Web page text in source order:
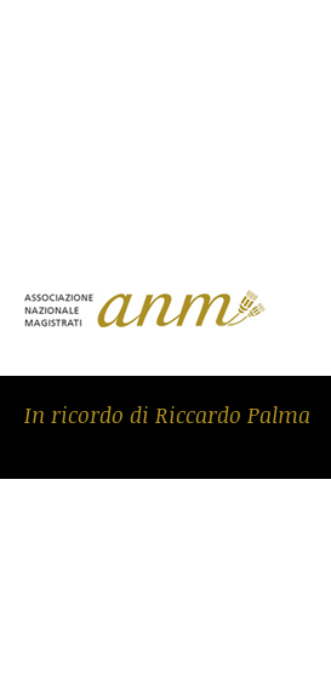
In ricordo di Riccardo Palma